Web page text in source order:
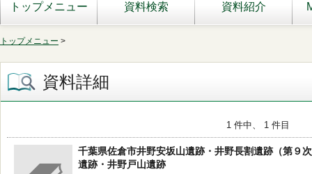
トップメニュー 資料検索 資料紹介
トップメニュー >
資料詳細
1 件中、 1 件目
千葉県佐倉市井野安坂山遺跡・井野長割遺跡（第９
遺跡・井野戸山遺跡